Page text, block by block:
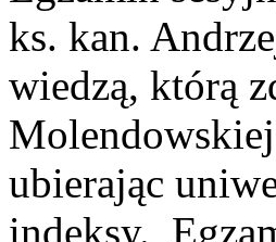
ks. kan.
wiedzą, którą
ubierając
indeksy.